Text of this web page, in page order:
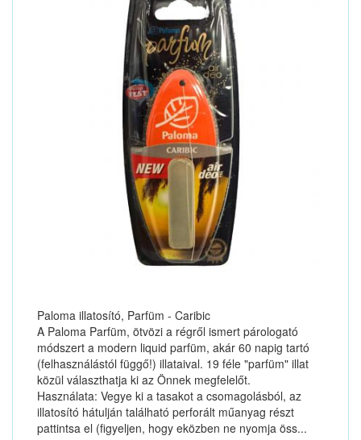
Paloma illatosító, Parfüm - Caribic
A Paloma Parfüm, ötvözi a régről ismert párologató
módszert a modern liquid parfüm, akár 60 napig tartó
(felhasználástól függő!) illataival. 19 féle "parfüm" illat
közül választhatja ki az Önnek megfelelőt.
Használata: Vegye ki a tasakot a csomagolásból, az
illatosító hátulján található perforált műanyag részt
pattintsa el (figyeljen, hogy eközben ne nyomja öss...